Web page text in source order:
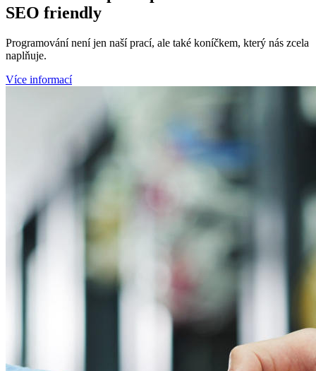
SEO friendly
Programování není jen naší prací, ale také koníčkem, který nás zcela
naplňuje.
Více informací